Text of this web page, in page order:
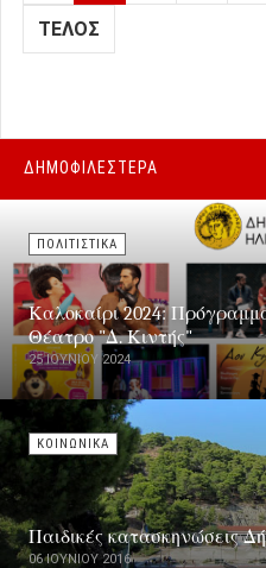
ΤΈΛΟΣ
ΔΗΜΟΦΙΛΕΣΤΕΡΑ
ΠΟΛΙΤΙΣΤΙΚΑ
Καλοκαίρι 2024:
Θέατρο "Δ. Κιντής"
25 ΙΟΥΝΊΟΥ 2024
ΚΟΙΝΩΝΙΚΑ
Παιδικές κατασκηνώσεις
06 ΙΟΥΝΊΟΥ 2016